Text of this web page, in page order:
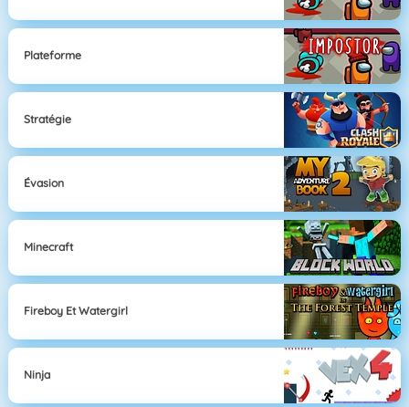
Plateforme
Stratégie
Évasion
Minecraft
Fireboy Et Watergirl
Ninja